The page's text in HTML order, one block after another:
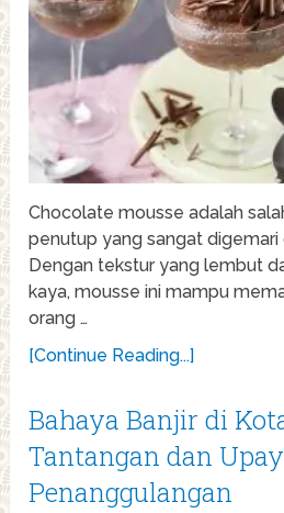
Chocolate mousse adalah
penutup yang sangat digemari
Dengan tekstur yang lembut
kaya, mousse ini mampu
orang …
[Continue Reading...]
Bahaya Banjir di
Tantangan dan
Penanggulangan